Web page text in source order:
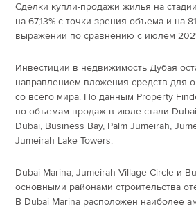
Сделки купли-продажи жилья на
на 67,13% с точки зрения объема и на
выражении по сравнению с июлем
Инвестиции в недвижимость Дубая
направлением вложения средств для
со всего мира. По данным Property
по объемам продаж в июле стали
Dubai, Business Bay, Palm Jumeirah,
Jumeirah Lake Towers.
Dubai Marina, Jumeirah Village Circle и
основными районами строительства
В Dubai Marina расположен наиболее